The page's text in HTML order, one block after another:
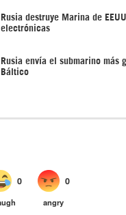
Rusia destruye Marina de
electrónicas
Rusia envía el submarino más
Báltico